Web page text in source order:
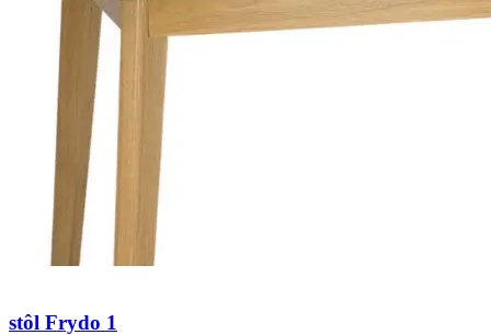
stôl Frydo 1